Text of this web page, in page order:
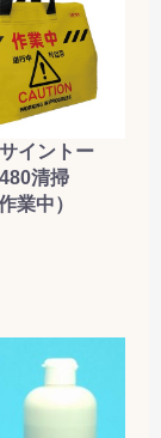
イントー
清掃
業中）